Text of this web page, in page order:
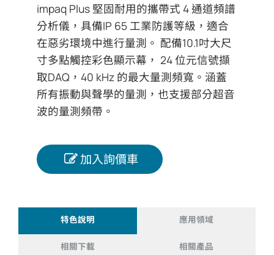
impaq Plus 堅固耐用的攜帶式 4 通道頻譜
分析儀，具備IP 65 工業防護等級，適合
在惡劣環境中進行量測。 配備10.1吋大尺
寸多點觸控彩色顯示幕， 24 位元信號擷
取DAQ，40 kHz 的最大量測頻寬。涵蓋
所有振動與聲學的量測，也支援部分超音
波的量測頻帶。
加入詢價車
特色說明 應用領域
相關下載 相關產品